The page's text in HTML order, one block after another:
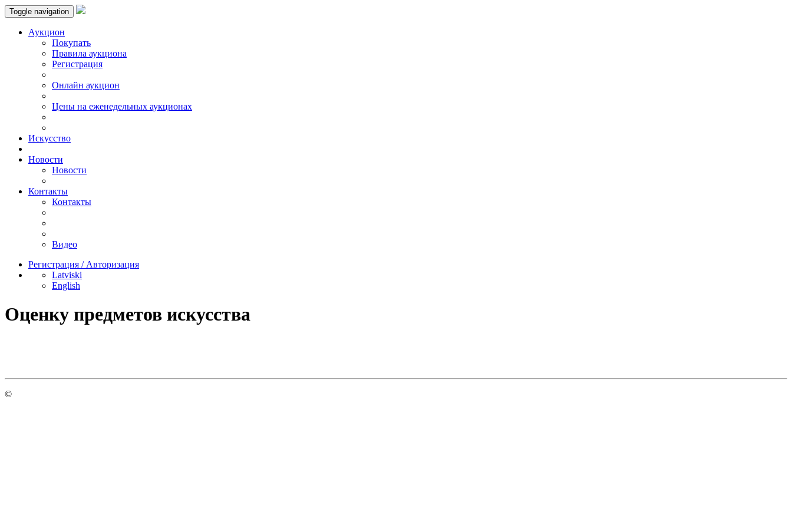
Toggle navigation
Аукцион
Пoкупать
Правила аукциона
Регистрация
Онлайн аукцион
Цены на еженедельных аукционах
Искусствo
Новости
Новости
Контакты
Контакты
Видео
Регистрация / Авторизация
Latviski
English
Oценку предметов искусства
©